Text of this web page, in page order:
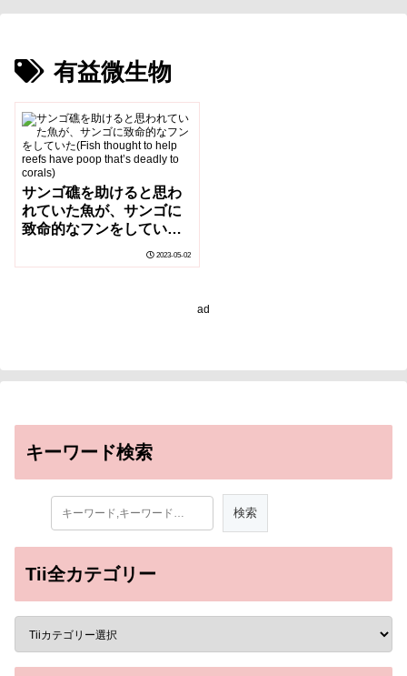
有益微生物
サンゴ礁を助けると思わ
れていた魚が、サンゴに
致命的なフンをしていた
(Fish thought to help
reefs have poop that’s
2023-05-02
ad
キーワード検索
Tii全カテゴリー